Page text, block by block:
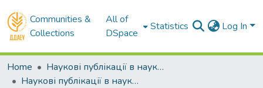
Communities &
Collections
All of
DSpace
Statistics Log In
Home
Наукові публікації в наукометричних базах Scopus та Web of Science
Наукові публікації в наукометричній базі Scopus